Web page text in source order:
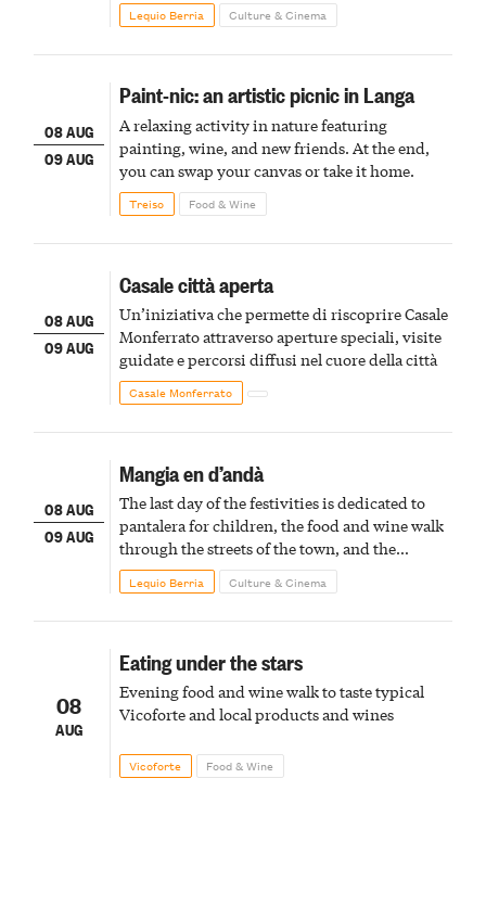
Lequio Berria Culture & Cinema
08 AUG
09 AUG
Paint-nic: an artistic picnic in Langa
A relaxing activity in nature featuring
painting, wine, and new friends. At the end,
you can swap your canvas or take it home.
Treiso Food & Wine
08 AUG
09 AUG
Casale città aperta
Un’iniziativa che permette di riscoprire Casale
Monferrato attraverso aperture speciali, visite
guidate e percorsi diffusi nel cuore della città
Casale Monferrato
08 AUG
09 AUG
Mangia en d’andà
The last day of the festivities is dedicated to
pantalera for children, the food and wine walk
through the streets of the town, and the
fireworks finale
Lequio Berria Culture & Cinema
08
AUG
Eating under the stars
Evening food and wine walk to taste typical
Vicoforte and local products and wines
Vicoforte Food & Wine